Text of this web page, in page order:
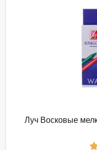
Луч Восковые